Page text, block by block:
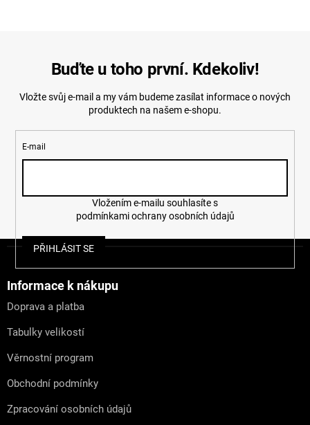
Buďte u toho první. Kdekoliv!
Vložte svůj e-mail a my vám budeme zasílat informace o nových
produktech na našem e-shopu.
E-mail
podmínkami ochrany osobních údajů
PŘIHLÁSIT SE
Informace k nákupu
Doprava a platba
Tabulky velikostí
Věrnostní program
Obchodní podmínky
Zpracování osobních údajů